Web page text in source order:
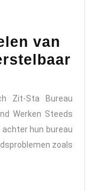
van
Zit-Sta Bureau
Werken Steeds
hun bureau
zoals